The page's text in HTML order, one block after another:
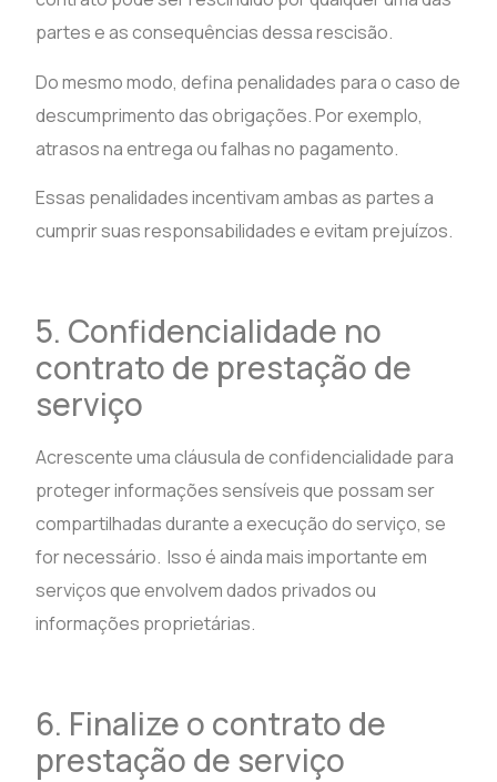
partes e as consequências dessa rescisão.
Do mesmo modo, defina penalidades para o caso de
descumprimento das obrigações. Por exemplo,
atrasos na entrega ou falhas no pagamento.
Essas penalidades incentivam ambas as partes a
cumprir suas responsabilidades e evitam prejuízos.
5. Confidencialidade no
contrato de prestação de
serviço
Acrescente uma cláusula de confidencialidade para
proteger informações sensíveis que possam ser
compartilhadas durante a execução do serviço, se
for necessário. Isso é ainda mais importante em
serviços que envolvem dados privados ou
informações proprietárias.
6. Finalize o contrato de
prestação de serviço